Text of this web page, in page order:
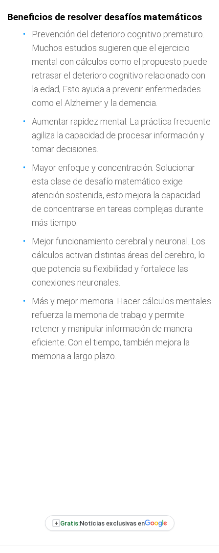
Beneficios de resolver desafíos matemáticos
Prevención del deterioro cognitivo prematuro.
Muchos estudios sugieren que el ejercicio
mental con cálculos como el propuesto puede
retrasar el deterioro cognitivo relacionado con
la edad, Esto ayuda a prevenir enfermedades
como el Alzheimer y la demencia.
Aumentar rapidez mental. La práctica frecuente
agiliza la capacidad de procesar información y
tomar decisiones.
Mayor enfoque y concentración. Solucionar
esta clase de desafío matemático exige
atención sostenida, esto mejora la capacidad
de concentrarse en tareas complejas durante
más tiempo.
Mejor funcionamiento cerebral y neuronal. Los
cálculos activan distintas áreas del cerebro, lo
que potencia su flexibilidad y fortalece las
conexiones neuronales.
Más y mejor memoria. Hacer cálculos mentales
refuerza la memoria de trabajo y permite
retener y manipular información de manera
eficiente. Con el tiempo, también mejora la
memoria a largo plazo.
+ Gratis:Noticias exclusivas en